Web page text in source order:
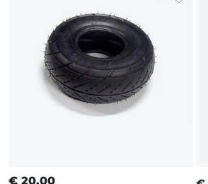
€ 20.00